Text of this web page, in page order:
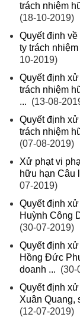
trách nhiệm
(18-10-2019)
Quyết định
ty trách
10-2019)
Quyết định
trách nhiệm
... (13-08-
Quyết định
trách nhiệm
(07-08-2019)
Xử phạt vi
hữu hạn Câu
07-2019)
Quyết định
Huỳnh Công
(30-07-2019)
Quyết định
Hồng Đức
doanh ... (30-
Quyết định
Xuân Quang,
(12-07-2019)